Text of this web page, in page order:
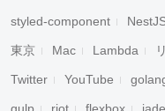
styled-component
東京 Mac Lambda
Twitter YouTube